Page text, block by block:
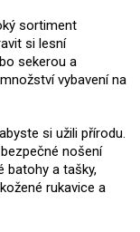
sortiment
si lesní
sekerou a
vybavení na
si užili přírodu.
nošení
batohy a tašky,
rukavice a